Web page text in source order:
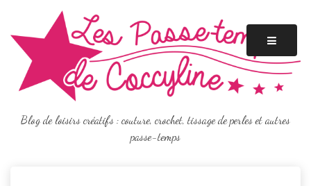
content
Blog de loisirs créatifs : couture, crochet, tissage de perles et autres
passe-temps